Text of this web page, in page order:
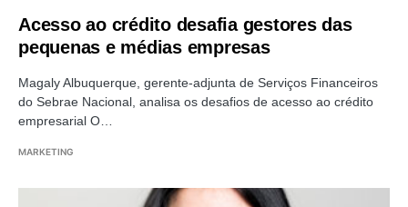
Acesso ao crédito desafia gestores das
pequenas e médias empresas
Magaly Albuquerque, gerente-adjunta de Serviços Financeiros
do Sebrae Nacional, analisa os desafios de acesso ao crédito
empresarial O…
MARKETING